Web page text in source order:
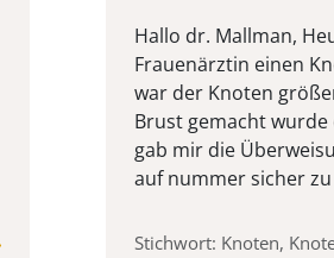
Hallo dr. Mallman,
Frauenärztin einen
war der Knoten
Brust gemacht
gab mir die
auf nummer sicher zu
Stichwort: Knoten,